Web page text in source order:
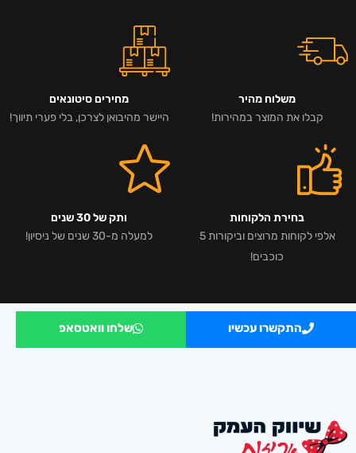
משלוח מהיר
קבלו את המוצר במהירות!
מחירים סיטונאים
היישר מהיבואן לצרכן, בלי פערי תיווך!
בחירת הלקוחות
אלפי לקוחות מרוצים וביקורות 5
כוכבים!
ותק של 30 שנים
למעלה מ-30 שנים של ניסיון!
התקשרו עכשיו שלחו וואטסאפ